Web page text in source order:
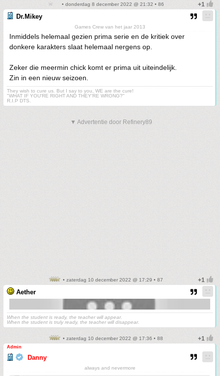
• donderdag 8 december 2022 @ 21:32 • 86
Dr.Mikey
Games Crew van het jaar 2013
Inmiddels helemaal gezien prima serie en de kritiek over
donkere karakters slaat helemaal nergens op.
Zeker die meermin chick komt er prima uit uiteindelijk.
Zin in een nieuw seizoen.
They wish to cure us. But I say to you, WE are the cure!
"WHAT IF YOU'RE RIGHT AND THEY'RE WRONG?"
R.I.P DTS.
▼ Advertentie door Refinery89
• zaterdag 10 december 2022 @ 17:29 • 87
Aether
When the student is ready, the teacher will appear.
When the student is truly ready, the teacher will disappear.
• zaterdag 10 december 2022 @ 17:36 • 88
Admin
Danny
always and nevermore